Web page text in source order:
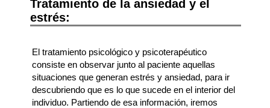
Tratamiento de la ansiedad y el
estrés:
El tratamiento psicológico y psicoterapéutico
consiste en observar junto al paciente aquellas
situaciones que generan estrés y ansiedad, para ir
descubriendo que es lo que sucede en el interior del
individuo. Partiendo de esa información, iremos